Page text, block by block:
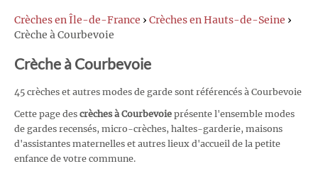
Crèches en Île-de-France › Crèches en Hauts-de-Seine ›
Crèche à Courbevoie
Crèche à Courbevoie
45 crèches et autres modes de garde sont référencés à Courbevoie
Cette page des crèches à Courbevoie présente l'ensemble modes
de gardes recensés, micro-crèches, haltes-garderie, maisons
d'assistantes maternelles et autres lieux d'accueil de la petite
enfance de votre commune.